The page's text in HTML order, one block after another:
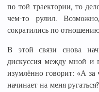
по той траектории, то
чем-то рулил.
сократились по
В этой связи снова
дискуссия между мной и
изумлённо говорит: «А
начинает на меня